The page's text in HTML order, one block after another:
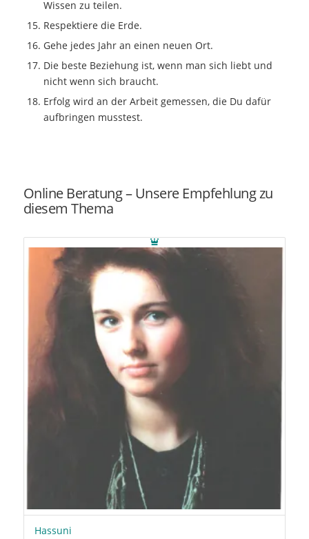
Wissen zu teilen.
Respektiere die Erde.
Gehe jedes Jahr an einen neuen Ort.
Die beste Beziehung ist, wenn man sich liebt und
nicht wenn sich braucht.
Erfolg wird an der Arbeit gemessen, die Du dafür
aufbringen musstest.
Online Beratung – Unsere Empfehlung zu
diesem Thema
Hassuni